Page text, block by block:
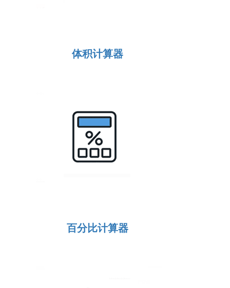
体积计算器
百分比计算器